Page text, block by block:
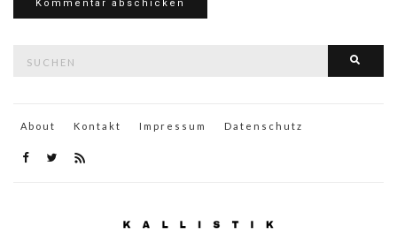
nach:
About Kontakt Impressum Datenschutz